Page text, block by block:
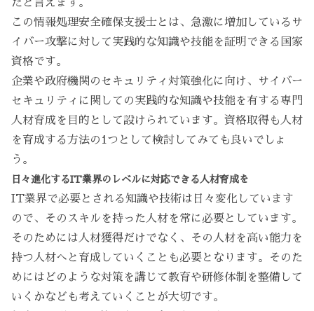
だと言えます。
この情報処理安全確保支援士とは、急激に増加しているサ
イバー攻撃に対して実践的な知識や技能を証明できる国家
資格です。
企業や政府機関のセキュリティ対策強化に向け、サイバー
セキュリティに関しての実践的な知識や技能を有する専門
人材育成を目的として設けられています。資格取得も人材
を育成する方法の1つとして検討してみても良いでしょ
う。
日々進化するIT業界のレベルに対応できる人材育成を
IT業界で必要とされる知識や技術は日々変化しています
ので、そのスキルを持った人材を常に必要としています。
そのためには人材獲得だけでなく、その人材を高い能力を
持つ人材へと育成していくことも必要となります。そのた
めにはどのような対策を講じて教育や研修体制を整備して
いくかなども考えていくことが大切です。